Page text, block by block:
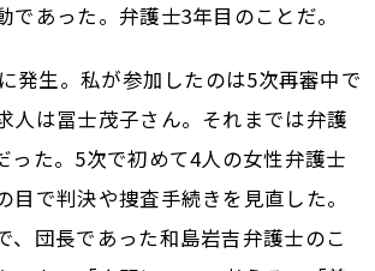
であった。弁護士3年目のことだ。
発生。私が参加したのは5次再審中で
人は冨士茂子さん。それまでは弁護
った。5次で初めて4人の女性弁護士
目で判決や捜査手続きを見直した。
、団長であった和島岩吉弁護士のこ